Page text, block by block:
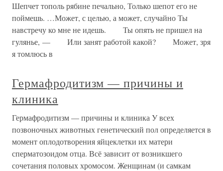
Шепчет тополь рябине печально, Только шепот его не
поймешь. …Может, с целью, а может, случайно Ты
навстречу ко мне не идешь. Ты опять не пришел на
гулянье, — Или занят работой какой? Может, зря
я томлюсь в
Гермафродитизм — причины и
клиника
Гермафродитизм — причины и клиника У всех
позвоночных животных генетический пол определяется в
момент оплодотворения яйцеклетки их матери
сперматозоидом отца. Всё зависит от возникшего
сочетания половых хромосом. Женщинам (и самкам